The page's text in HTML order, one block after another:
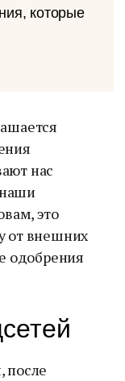
которые
нас
это
от внешних
одобрения
после